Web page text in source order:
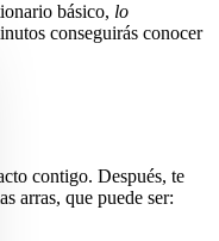
básico, lo
conseguirás conocer
contigo. Después, te
arras, que puede ser: